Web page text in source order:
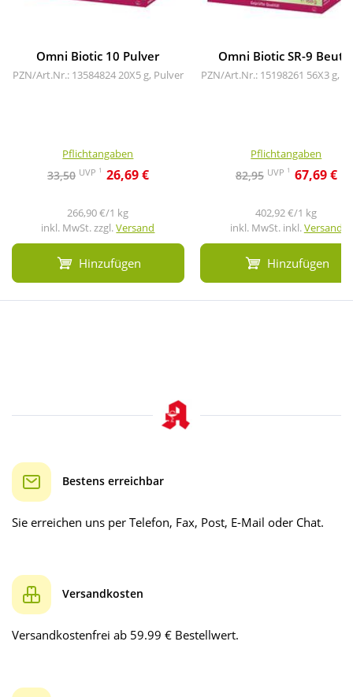
Omni Biotic 10 Pulver
PZN/Art.Nr.: 1358482420X5 g, Pulver
Pflichtangaben
33,50 UVP 1 26,69 €
266,90 €/1 kg
inkl. MwSt. zzgl.Versand
Hinzufügen
Omni Biotic SR-9
PZN/Art.Nr.: 15198261 56X3 g,
Pflichtangaben
82,95 UVP 1 67,69 €
402,92 €/1 kg
inkl. MwSt. inkl.Versand
Hinzufügen
Bestens erreichbar
Sie erreichen uns per Telefon, Fax, Post, E-Mail oder Chat.
Versandkosten
Versandkostenfrei ab 59.99 € Bestellwert.